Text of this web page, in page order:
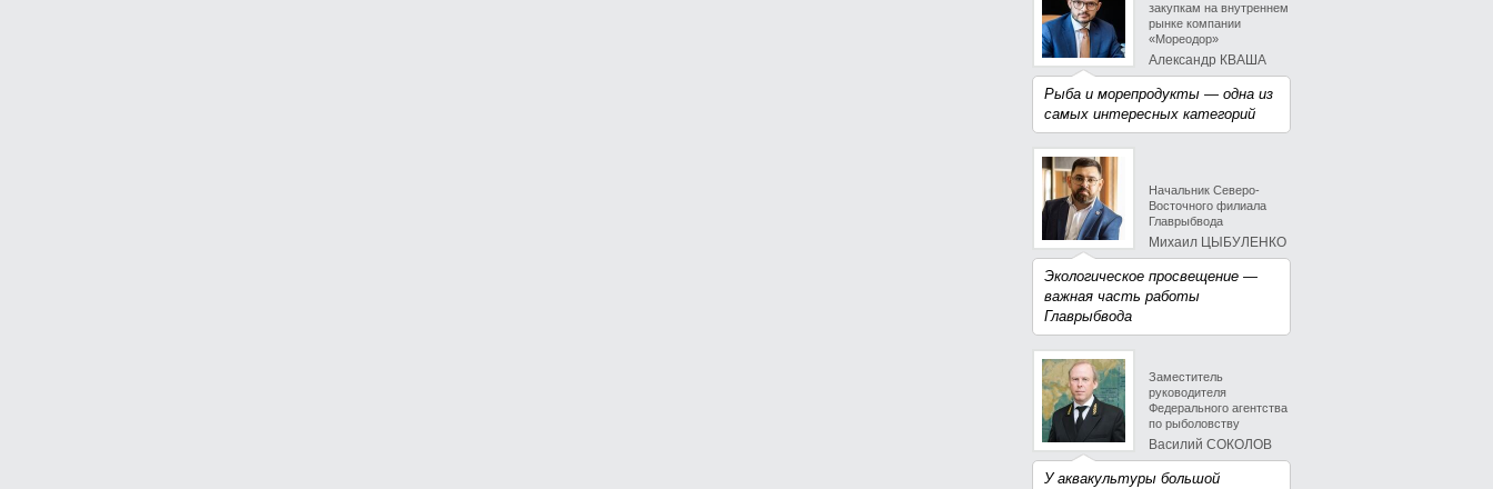
закупкам на внутреннем
рынке компании
«Мореодор»
Александр КВАША
Рыба и морепродукты — одна из
самых интересных категорий
Начальник Северо-
Восточного филиала
Главрыбвода
Михаил ЦЫБУЛЕНКО
Экологическое просвещение —
важная часть работы
Главрыбвода
Заместитель
руководителя
Федерального агентства
по рыболовству
Василий СОКОЛОВ
У аквакультуры большой